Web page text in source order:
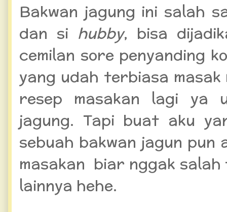
Bakwan jagung ini salah
dan si hubby, bisa
cemilan sore penyanding
yang udah terbiasa
resep masakan lagi ya
jagung. Tapi buat aku
sebuah bakwan jagun
masakan biar nggak
lainnya hehe.